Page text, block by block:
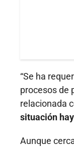
“Se ha
procesos de
relacionada
situación
Aunque